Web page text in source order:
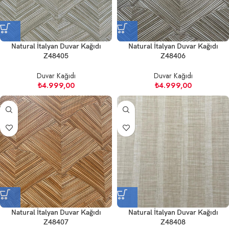
Natural İtalyan Duvar Kağıdı
Z48405
Duvar Kağıdı
₺4.999,00
Natural İtalyan Duvar Kağıdı
Z48406
Duvar Kağıdı
₺4.999,00
Natural İtalyan Duvar Kağıdı
Z48407
Natural İtalyan Duvar Kağıdı
Z48408